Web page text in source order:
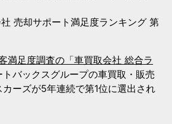
売却サポート満足度ランキング 第
満足度調査の「車買取会社 総合ラ
トバックスグループの車買取・販売
ーズが5年連続で第1位に選出され